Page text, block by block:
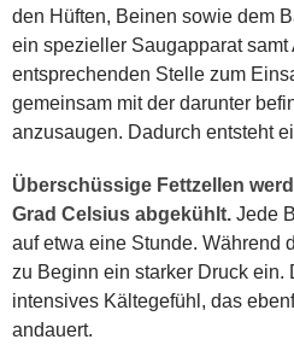
den Hüften, Beinen sowie dem
ein spezieller Saugapparat samt
entsprechenden Stelle zum
gemeinsam mit der darunter
anzusaugen. Dadurch entsteht
Überschüssige Fettzellen
Grad Celsius abgekühlt. Jede
auf etwa eine Stunde. Während
zu Beginn ein starker Druck ein.
intensives Kältegefühl, das
andauert.